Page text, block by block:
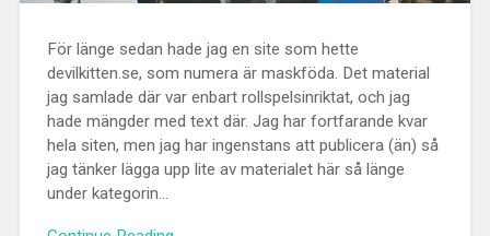
För länge sedan hade jag en site som hette
devilkitten.se, som numera är maskföda. Det material
jag samlade där var enbart rollspelsinriktat, och jag
hade mängder med text där. Jag har fortfarande kvar
hela siten, men jag har ingenstans att publicera (än) så
jag tänker lägga upp lite av materialet här så länge
under kategorin...